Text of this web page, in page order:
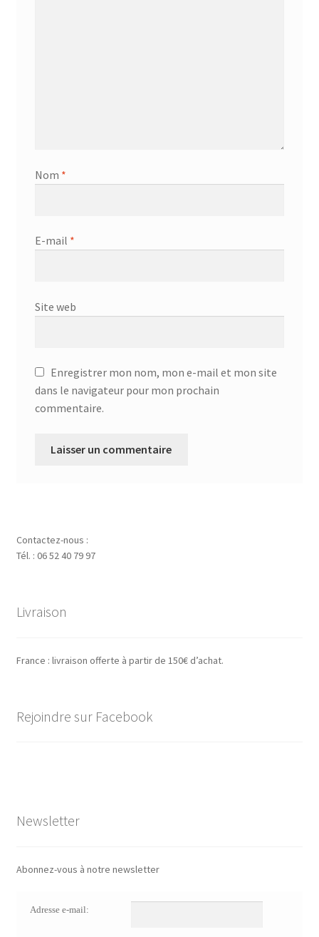
Nom *
E-mail *
Site web
Enregistrer mon nom, mon e-mail et mon site
dans le navigateur pour mon prochain
commentaire.
Contactez-nous :
Tél. : 06 52 40 79 97
Livraison
France : livraison offerte à partir de 150€ d’achat.
Rejoindre sur Facebook
Newsletter
Abonnez-vous à notre newsletter
Adresse e-mail: